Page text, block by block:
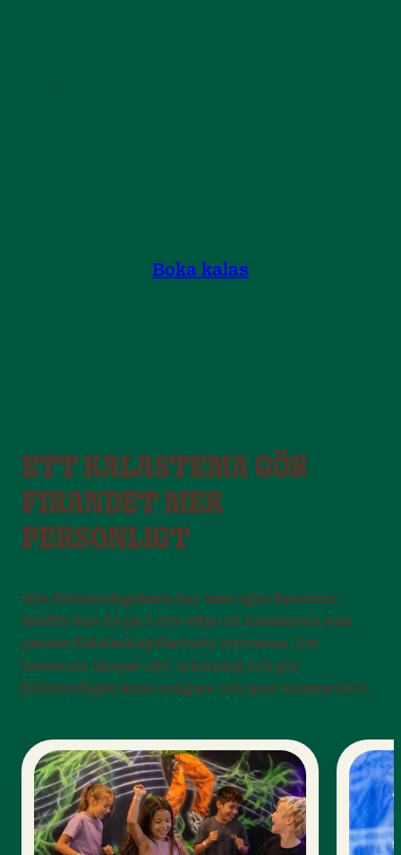
Boka kalas
ETT KALASTEMA GÖR
FIRANDET MER
PERSONLIGT
Alla födelsedagsbarn har sina egna favoriter.
Därför kan du på Leo’s välja ett kalastema som
passar födelsedagsbarnets intressen. Ett
temarum skapar rätt stämning och gör
födelsedagen ännu roligare och mer minnesvärd.